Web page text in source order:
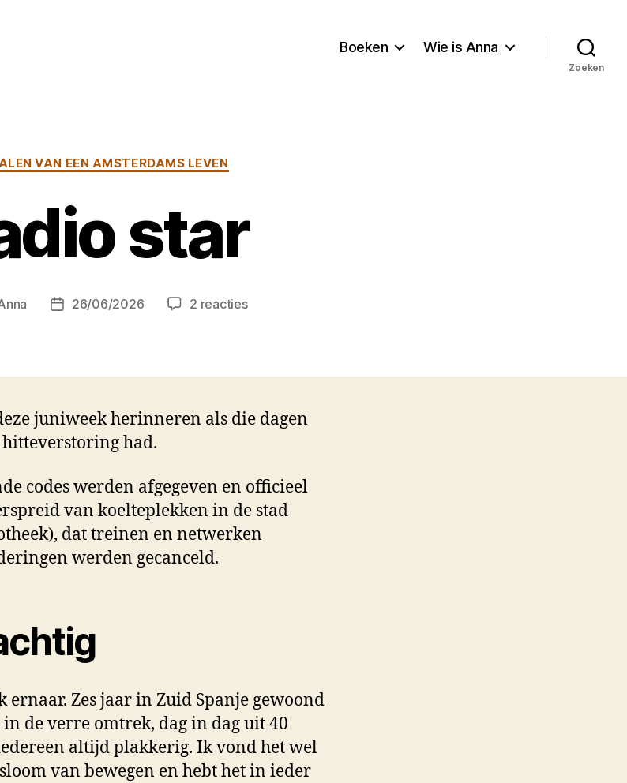
Boeken Wie is Anna
Zoeken
Categorieën
VAN EEN AMSTERDAMS LEVEN
star
Berichtdatum
26/06/2026 2 reactiesop
juniweek herinneren als die dagen
had.
codes werden afgegeven en officieel
van koelteplekken in de stad
dat treinen en netwerken
werden gecanceld.
ernaar. Zes jaar in Zuid Spanje gewoond
de verre omtrek, dag in dag uit 40
altijd plakkerig. Ik vond het wel
van bewegen en hebt het in ieder